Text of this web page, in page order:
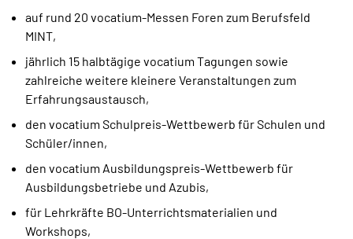
auf rund 20 vocatium-Messen Foren zum Berufsfeld
MINT,
jährlich 15 halbtägige vocatium Tagungen sowie
zahlreiche weitere kleinere Veranstaltungen zum
Erfahrungsaustausch,
den vocatium Schulpreis-Wettbewerb für Schulen und
Schüler/innen,
den vocatium Ausbildungspreis-Wettbewerb für
Ausbildungsbetriebe und Azubis,
für Lehrkräfte BO-Unterrichtsmaterialien und
Workshops,